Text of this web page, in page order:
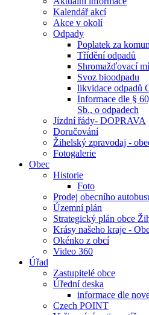
Kalendář akcí
Akce v okolí
Odpady
Poplatek za
Třídění odpadů
Shromažďovací
Svoz bioodpadu
likvidace odpadů
Informace dle §
Sb., o odpadech
Jízdní řády- DOPRAVA
Doručování
Žihelský zpravodaj -
Fotogalerie
Obec
Historie
Foto
Prodej obecního
Územní plán
Strategický plán obce
Krásy našeho kraje -
Okénko z obcí
Video 360
Úřad
Zastupitelé obce
Úřední deska
informace dle
Czech POINT